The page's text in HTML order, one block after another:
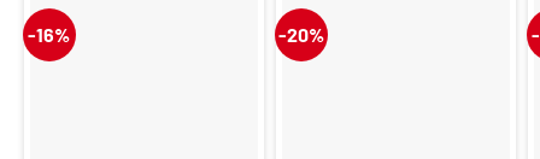
-16% -20%